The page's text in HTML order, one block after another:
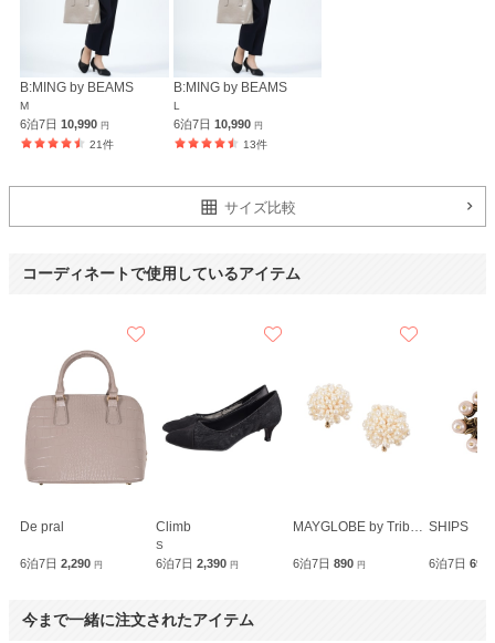
B:MING by BEAMS
M
6泊7日 10,990 円
21件
B:MING by BEAMS
L
6泊7日 10,990 円
13件
サイズ比較
コーディネートで使用しているアイテム
De pral
6泊7日 2,290 円
Climb
S
6泊7日2,390円
MAYGLOBE by Tribaluxe
6泊7日 890 円
SHIPS
6泊7日 690
今まで一緒に注文されたアイテム